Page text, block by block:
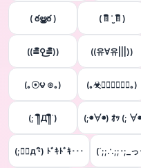
( ఠൠఠ ) ( ꈨຶ ˙̫̮ ꈨຶ )
((≡ຶ⚲͜≡ຶ)) ((유∀유|||))
(｡☉౪ ⊙｡) (｡☣ฺ⋌⋚⋛⋋☣ฺ｡)
(;´༎ຶД༎ຶ`) (;◉∀◉) ｵｯ (;
(;◔ิд◔ิ) ﾄﾞｷﾄﾞｷ･･･ (´;;∴;;･;_